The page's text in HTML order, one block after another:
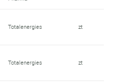
Totalenergies zt
Totalenergies zt